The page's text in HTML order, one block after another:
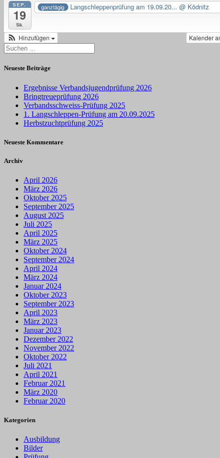
SEP.
19
Sa.
ganztägig Langschleppenprüfung am 19.09.20...@ Ködnitz
Kalender
Hinzufügen
Suchen
nach:
Neueste Beiträge
Ergebnisse Verbandsjugendprüfung 2026
Bringtreueprüfung 2026
Verbandsschweiss-Prüfung 2025
1. Langschleppen-Prüfung am 20.09.2025
Herbstzuchtprüfung 2025
Neueste Kommentare
Archiv
April 2026
März 2026
Oktober 2025
September 2025
August 2025
Juli 2025
April 2025
März 2025
Oktober 2024
September 2024
April 2024
März 2024
Januar 2024
Oktober 2023
September 2023
April 2023
März 2023
Januar 2023
Dezember 2022
November 2022
Oktober 2022
Juli 2021
April 2021
Februar 2021
März 2020
Februar 2020
Kategorien
Ausbildung
Bilder